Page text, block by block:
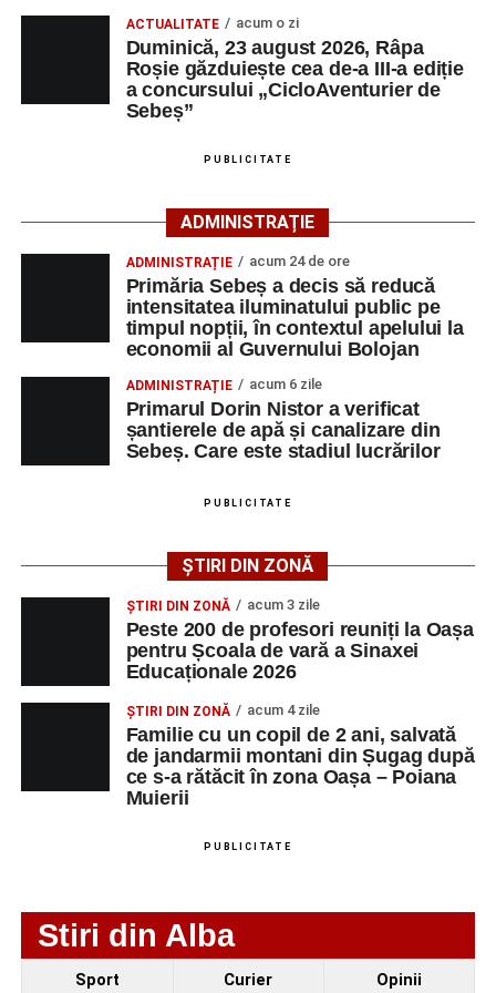
cea de-a III-a ediție a concursului „CicloAventurier
de Sebeș”
disponibile accesând platforma oficială ANOFM,
AJOFM Alba, apoi secțiunea„Persoane fizice
– Locuri de muncă vacante” . De asemenea, informații
pot fi obținute direct de la sediul AJOFM Alba sau de la
căutarea unui loc de muncă.
Lista publicată de AJOFM Alba include, pe lângă
denumirea posturilor vacante din Săsciori, și datele de
contact ale angajatorilor, precum numere de telefon și
adrese de e-mail, pentru ca persoanele interesate să
poată solicita detalii despre condițiile de angajare,
programul de lucru și procesul de recrutare.
Mai jos puteți consulta lista completă a locurilor de
muncă disponibile în comuna Săsciori la data de 4
august 2026, precum și datele de contact ale
LMV
Technology Srl
OPERATOR LA
MASINI-UNELTE
CU COMANDA
NUMERICA
1
Adaugă-ne ca sursă preferată
Urmărește-ne pe Google News
Ultimele știri din Sebeș
Zilele Municipiului Sebeș 2026: zece zile de
spectacole, filme, sport și evenimente culturale, la
ACTUALITATE acum o zi
Duminică, 23 august 2026, Râpa
Roșie găzduiește cea de-a III-a ediție
a concursului „CicloAventurier de
Sebeș”
PUBLICITATE
ADMINISTRAȚIE
ADMINISTRAȚIE acum 24 de ore
Primăria Sebeș a decis să reducă
intensitatea iluminatului public pe
timpul nopții, în contextul apelului la
economii al Guvernului Bolojan
ADMINISTRAȚIE acum 6 zile
Primarul Dorin Nistor a verificat
șantierele de apă și canalizare din
Sebeș. Care este stadiul lucrărilor
PUBLICITATE
ȘTIRI DIN ZONĂ
ȘTIRI DIN ZONĂ acum 3 zile
Peste 200 de profesori reuniți la Oașa
pentru Școala de vară a Sinaxei
Educaționale 2026
ȘTIRI DIN ZONĂ acum 4 zile
Familie cu un copil de 2 ani, salvată
de jandarmii montani din Șugag după
ce s-a rătăcit în zona Oașa – Poiana
Muierii
PUBLICITATE
Stiri din Alba
Sport Curier Opinii